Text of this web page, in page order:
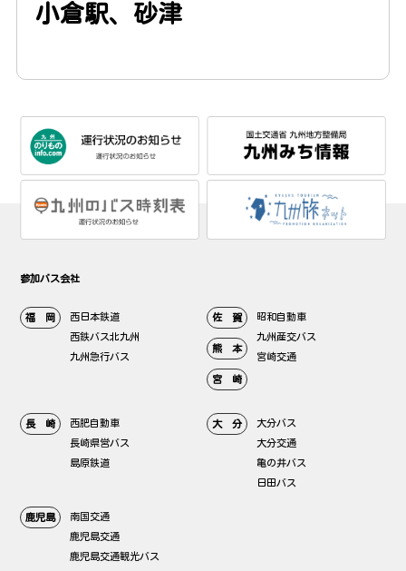
小倉駅、砂津
参加バス会社
福 岡
西日本鉄道
西鉄バス北九州
九州急行バス
佐 賀
熊 本
宮 崎
昭和自動車
九州産交バス
宮崎交通
長 崎
西肥自動車
長崎県営バス
島原鉄道
大 分
大分バス
大分交通
亀の井バス
日田バス
鹿児島
南国交通
鹿児島交通
鹿児島交通観光バス